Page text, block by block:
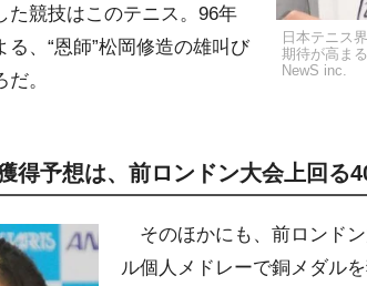
日本テニス
期待が高ま
NewS inc.
た競技はこのテニス。96年
、“恩師”松岡修造の雄叫び
。
得予想は、前ロンドン大会上回る
そのほかにも、前ロンドン
ル個人メドレーで銅メダル